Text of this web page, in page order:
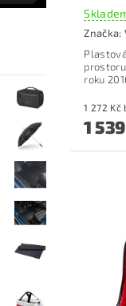
Značka:
roku
1